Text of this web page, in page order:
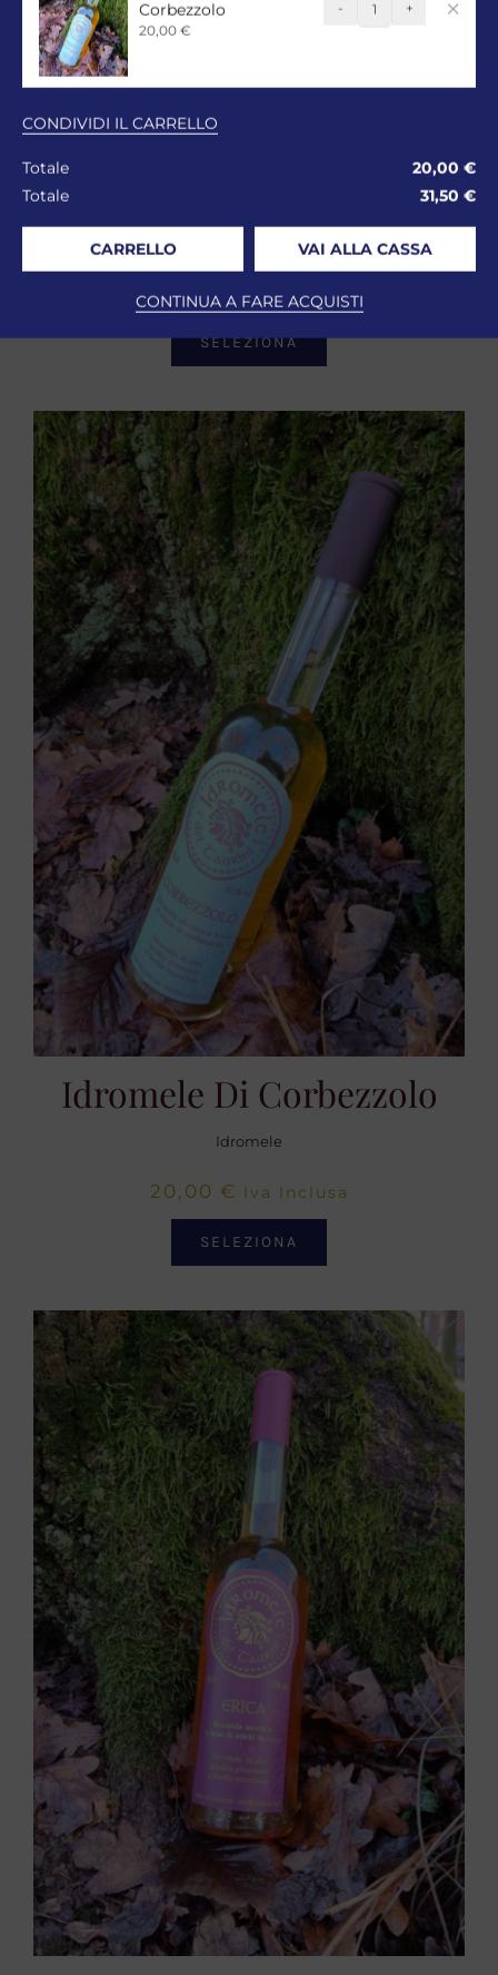
Idromele Di Castagno
15,00€ Iva Inclusa ESAURITO
SELEZIONA
Idromele Di Corbezzolo
Idromele
20,00 € Iva Inclusa
SELEZIONA
Corbezzolo
20,00 €
-
Idromele
+
CONDIVIDI IL CARRELLO
Totale 20,00 €
Totale
31,50 €
CARRELLO VAI ALLA CASSA
CONTINUA A FARE ACQUISTI